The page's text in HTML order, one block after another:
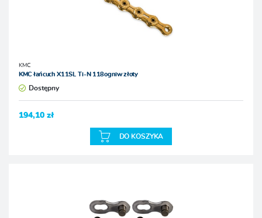
KMC
KMC łańcuch X11SL Ti-N 118ogniw złoty
Dostępny
194,10 zł
DO KOSZYKA